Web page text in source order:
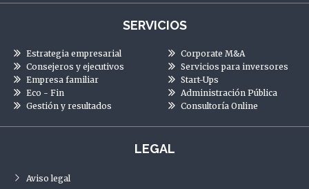
SERVICIOS
Estrategia empresarial
Consejeros y ejecutivos
Empresa familiar
Eco - Fin
Gestión y resultados
Corporate M&A
Servicios para inversores
Start-Ups
Administración Pública
Consultoría Online
LEGAL
Aviso legal